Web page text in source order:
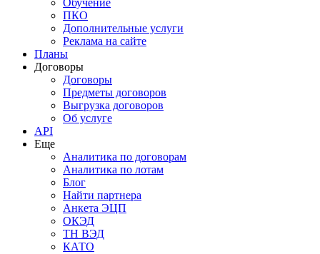
Обучение
ПКО
Дополнительные услуги
Реклама на сайте
Планы
Договоры
Договоры
Предметы договоров
Выгрузка договоров
Об услуге
API
Еще
Аналитика по договорам
Аналитика по лотам
Блог
Найти партнера
Анкета ЭЦП
ОКЭД
ТН ВЭД
КАТО